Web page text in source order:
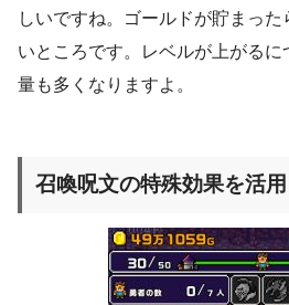
しいですね。ゴールドが貯まっ
いところです。レベルが上がる
量も多くなりますよ。
召喚呪文の特殊効果を活用